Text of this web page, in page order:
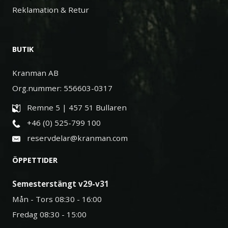
Reklamation & Retur
BUTIK
Kranman AB
Org.nummer: 556603-0317
Remne 5 | 457 51 Bullaren
+46 (0) 525-799 100
reservdelar@kranman.com
ÖPPETTIDER
Semesterstängt v29-v31
Mån - Tors 08:30 - 16:00
Fredag 08:30 - 15:00